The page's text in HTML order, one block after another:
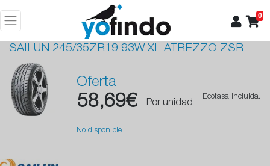
0
SAILUN 245/35ZR19 93W XL ATREZZO ZSR
Oferta
58,69€ Por unidad
Ecotasa incluida.
No disponible